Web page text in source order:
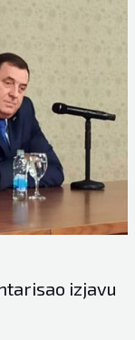
izjavu